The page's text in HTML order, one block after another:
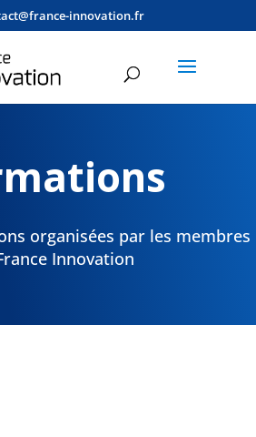
innovation.fr
organisées par les membres
Innovation